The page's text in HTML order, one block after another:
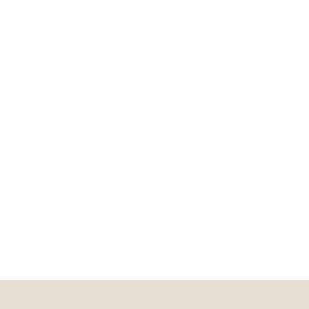
Все фото — и видеоматериалы являются